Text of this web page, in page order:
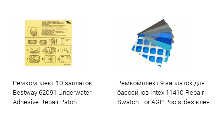
Ремкомплект 10 заплаток
Bestway 62091 Underwater
Adhesive Repair Patcn
Ремкомплект 9 заплаток для
бассейнов Intex 11410 Repair
Swatch For AGP Pools, без клея